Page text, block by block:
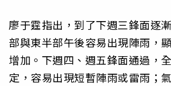
廖于霆指出，到了下週三鋒面逐
部與東半部午後容易出現陣雨，
增加。下週四、週五鋒面通過，
定，容易出現短暫陣雨或雷雨；